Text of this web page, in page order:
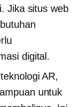
Jika situs web
digital.
AR,
untuk